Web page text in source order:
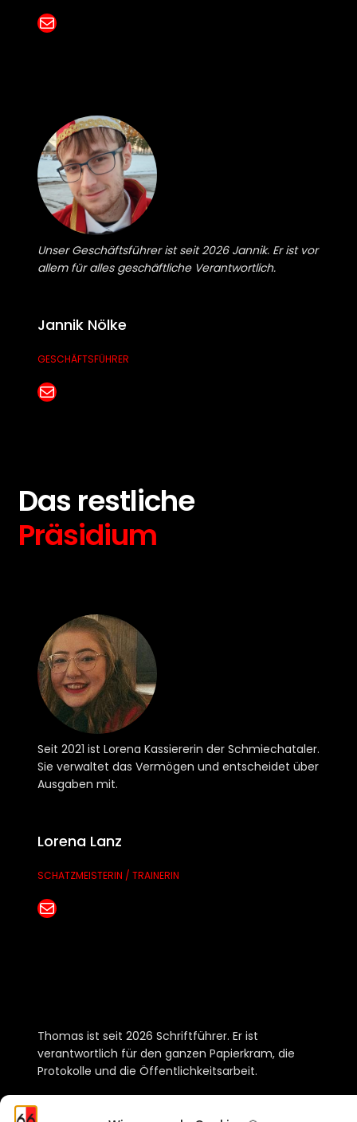
E-Mail senden
Unser Geschäftsführer ist seit 2026 Jannik. Er ist vor
allem für alles geschäftliche Verantwortlich.
Jannik Nölke
GESCHÄFTSFÜHRER
E-Mail senden
Das restliche
Präsidium
Seit 2021 ist Lorena Kassiererin der Schmiechataler.
Sie verwaltet das Vermögen und entscheidet über
Ausgaben mit.
Lorena Lanz
SCHATZMEISTERIN / TRAINERIN
E-Mail senden
Thomas ist seit 2026 Schriftführer. Er ist
verantwortlich für den ganzen Papierkram, die
Protokolle und die Öffentlichkeitsarbeit.